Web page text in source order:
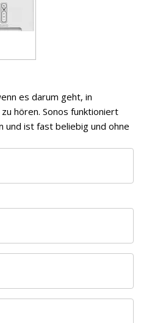
es darum geht, in
hören. Sonos funktioniert
und ist fast beliebig und ohne